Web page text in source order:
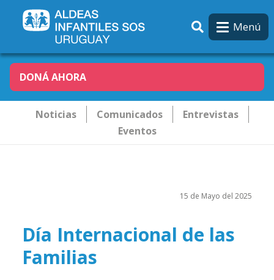
Menú
DONÁ AHORA
Novededades
Noticias Comunicados
Entrevistas
Eventos
15 de Mayo del 2025
Día Internacional de las
Familias